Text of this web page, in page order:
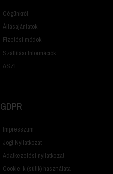
Cégünkről
Állásajánlatok
Fizetési módok
Szállítási Információk
ÁSZF
GDPR
Impresszum
Jogi Nyilatkozat
Adatkezelési nyilatkozat
Cookie-k (sütik) használata